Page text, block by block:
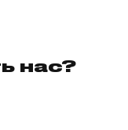
нас?